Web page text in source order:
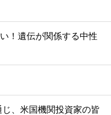
！遺伝が関係する中性
、米国機関投資家の皆